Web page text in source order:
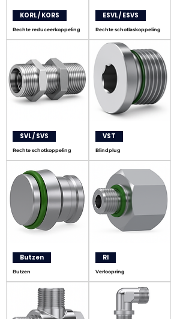
KORL / KORS
Rechte reduceerkoppeling
ESVL / ESVS
Rechte schotlaskoppeling
SVL / SVS
Rechte schotkoppeling
VST
Blindplug
Butzen
Butzen
RI
Verloopring